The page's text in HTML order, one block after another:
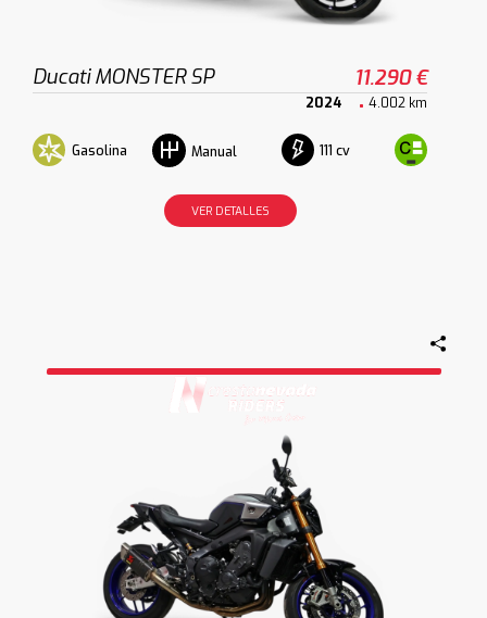
Ducati MONSTER SP 11.290 €
2024 4.002 km
Gasolina Manual 111 cv
VER DETALLES